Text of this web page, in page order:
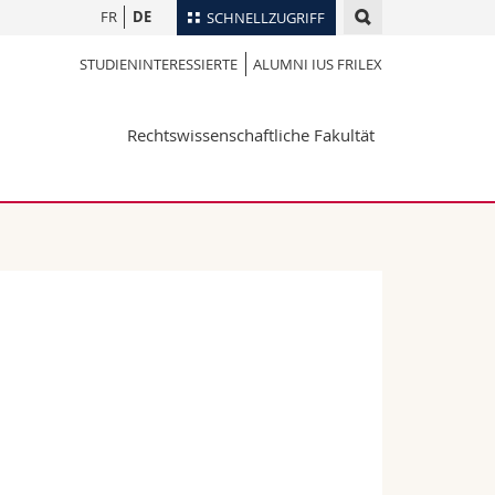
SCHNELLZUGRIFF
Personenverzeichnis
Bibliotheken
Vorlesungsverzeichnis
FR DE
STUDIENINTERESSIERTE ALUMNI IUS FRILEX
Rechtswissenschaftliche Fakultät